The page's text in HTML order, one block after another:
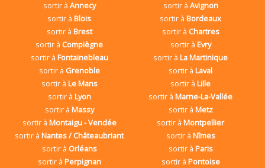
sortir à Annecy sortir à Avignon
sortir àBlois sortir àBordeaux
sortir à Brest sortir à Chartres
sortir à Compiègne sortir à Evry
sortir à Fontainebleau sortir àLa Martinique
sortir à Grenoble sortir àLaval
sortir à Le Mans sortir àLille
sortir à Lyon sortir àMarne-La-Vallée
sortir à Massy sortir à Metz
sortir à Montaigu - Vendée sortir àMontpellier
sortir àNantes / Châteaubriant sortir à Nîmes
sortir à Orléans sortir à Paris
sortir à Perpignan sortir à Pontoise